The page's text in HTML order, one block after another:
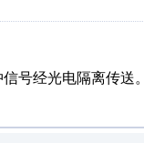
号经光电隔离传送